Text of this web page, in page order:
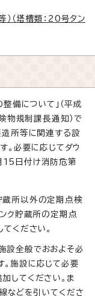
（塔槽類：20号タン
備について」（平成
規制課長通知）で
所等に関連する設
。必要に応じてダウ
15日付け消防危第
蔵所以外の定期点検
ク貯蔵所の定期点
ください。
設全般でおおよそ必
施設に応じて必要
してください。ま
などを引いてくださ